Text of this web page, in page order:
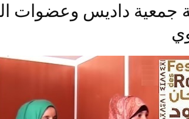
جمعية داديس وعضوات